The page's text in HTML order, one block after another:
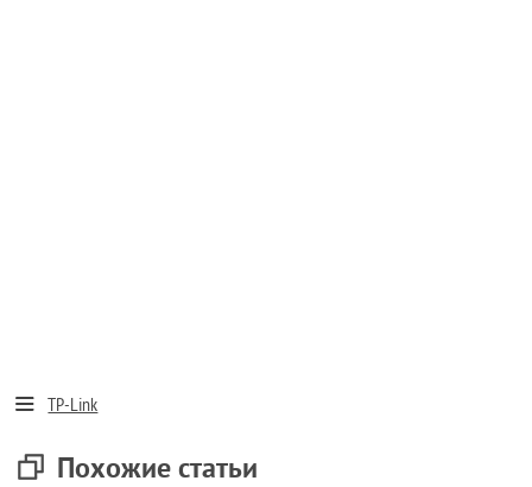
TP-Link
Похожие статьи